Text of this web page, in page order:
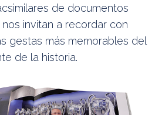
de documentos
invitan a recordar con
gestas más memorables del
de la historia.